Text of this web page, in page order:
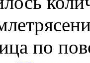
по